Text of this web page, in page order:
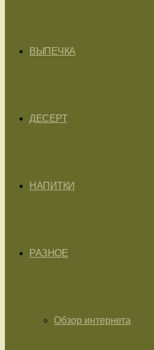
ВЫПЕЧКА
ДЕСЕРТ
НАПИТКИ
РАЗНОЕ
Обзор интернета